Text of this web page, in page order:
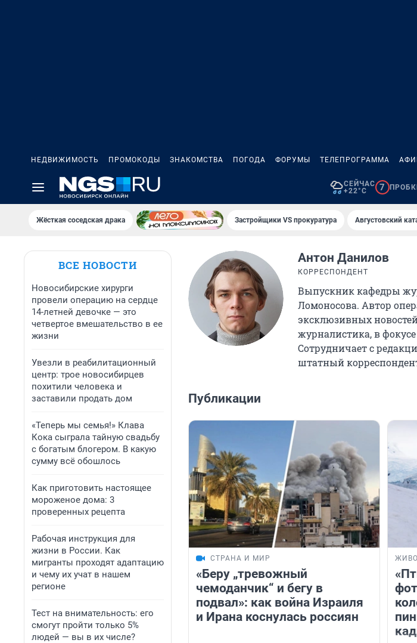
НЕДВИЖИМОСТЬ ПРОМОКОДЫ ЗНАКОМСТВА ПОГОДА ФОРУМЫ ТЕЛЕПРОГРАММА
СЕЙЧАС
+22°C
7
Жёсткая соседская драка Застройщики VS прокуратура Августовский
ВСЕ НОВОСТИ
Новосибирские хирурги
провели операцию на сердце
14-летней девочке — это
четвертое вмешательство в ее
жизни
Увезли в реабилитационный
центр: трое новосибирцев
похитили человека и
заставили продать дом
«Теперь мы семья!» Клава
Кока сыграла тайную свадьбу
с богатым блогером. В какую
сумму всё обошлось
Как приготовить настоящее
мороженое дома: 3
проверенных рецепта
Рабочая инструкция для
жизни в России. Как
мигранты проходят адаптацию
и чему их учат в нашем
регионе
Тест на внимательность: его
смогут пройти только 5%
людей — вы в их числе?
Антон Данилов
КОРРЕСПОНДЕНТ
Выпускник кафедры
Ломоносова. Автор
эксклюзивных
журналистика, в
Сотрудничает с
штатный
Публикации
СТРАНА И МИР
«Беру „тревожный
чемоданчик“ и бегу в
подвал»: как война Израиля
и Ирана коснулась россиян